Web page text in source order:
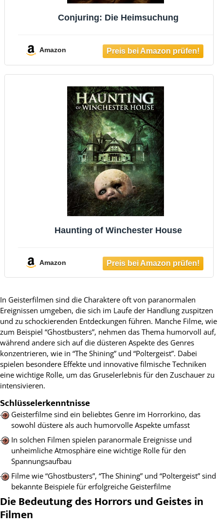
Conjuring: Die Heimsuchung
Amazon
Haunting of Winchester House
Amazon
In Geisterfilmen sind die Charaktere oft von paranormalen
Ereignissen umgeben, die sich im Laufe der Handlung zuspitzen
und zu schockierenden Entdeckungen führen. Manche Filme, wie
zum Beispiel “Ghostbusters”, nehmen das Thema humorvoll auf,
während andere sich auf die düsteren Aspekte des Genres
konzentrieren, wie in “The Shining” und “Poltergeist”. Dabei
spielen besondere Effekte und innovative filmische Techniken
eine wichtige Rolle, um das Gruselerlebnis für den Zuschauer zu
intensivieren.
Schlüsselerkenntnisse
Geisterfilme sind ein beliebtes Genre im Horrorkino, das
sowohl düstere als auch humorvolle Aspekte umfasst
In solchen Filmen spielen paranormale Ereignisse und
unheimliche Atmosphäre eine wichtige Rolle für den
Spannungsaufbau
Filme wie “Ghostbusters”, “The Shining” und “Poltergeist” sind
bekannte Beispiele für erfolgreiche Geisterfilme
Die Bedeutung des Horrors und Geistes in
Filmen